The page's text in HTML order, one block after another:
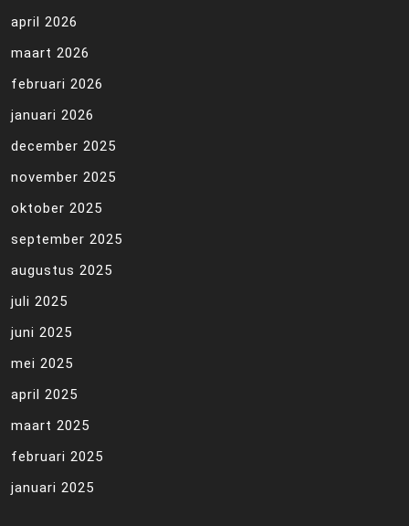
april 2026
maart 2026
februari 2026
januari 2026
december 2025
november 2025
oktober 2025
september 2025
augustus 2025
juli 2025
juni 2025
mei 2025
april 2025
maart 2025
februari 2025
januari 2025